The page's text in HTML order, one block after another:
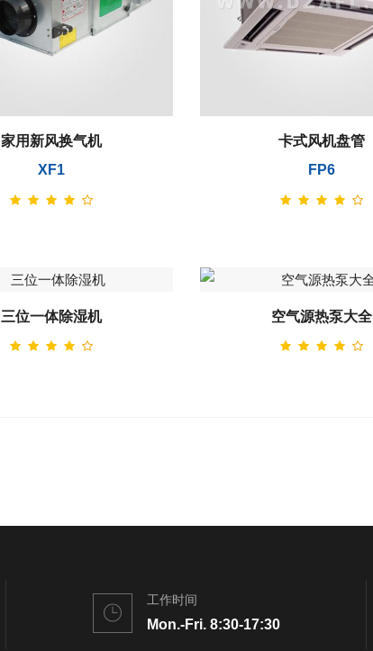
家用新风换气机
XF1
卡式风机盘管
FP6
三位一体除湿机 空气源热泵大全
工作时间
Mon.-Fri. 8:30-17:30